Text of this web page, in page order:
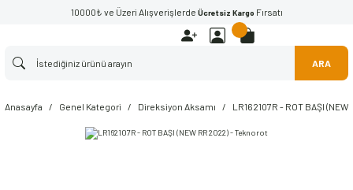
10000₺ ve Üzeri Alışverişlerde Ücretsiz Kargo Fırsatı
ARA
Anasayfa Genel Kategori Direksiyon Aksamı LR162107R - ROT BAŞI